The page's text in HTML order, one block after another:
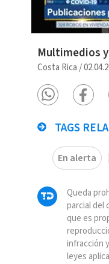
Multimedios
Costa Rica /
TAGS
En alerta
Queda
parcial del
que es
infracción
leyes